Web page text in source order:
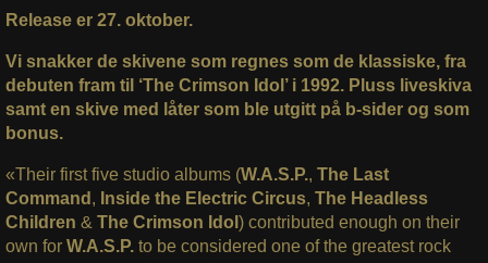
Release er 27. oktober.
Vi snakker de skivene som regnes som de klassiske, fra
debuten fram til ‘The Crimson Idol’ i 1992. Pluss liveskiva
samt en skive med låter som ble utgitt på b-sider og som
bonus.
«Their first five studio albums (W.A.S.P., The Last
Command , Inside the Electric Circus, The Headless
Children & The Crimson Idol ) contributed enough on their
own for W.A.S.P.to be considered one of the greatest rock